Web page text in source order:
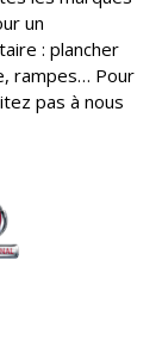
un
: plancher
rampes… Pour
pas à nous